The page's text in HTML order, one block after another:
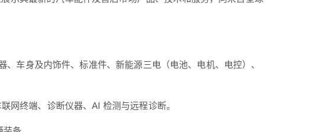
车身及内饰件、标准件、新能源三电（电池、电机、电控）、
网终端、诊断仪器、AI 检测与远程诊断。